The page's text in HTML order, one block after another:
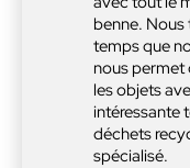
benne.
temps que
nous
les objets
intéressante
déchets
spécialisé.